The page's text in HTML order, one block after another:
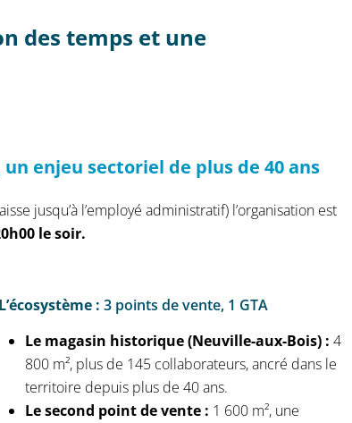
des temps et une
enjeu sectoriel de plus de 40 ans
jusqu’à l’employé administratif) l’organisation est
le soir.
L’écosystème : 3 points de vente, 1 GTA
Le magasin historique (Neuville-aux-Bois) : 4
800 m², plus de 145 collaborateurs, ancré dans le
territoire depuis plus de 40 ans.
Le second point de vente : 1 600 m², une